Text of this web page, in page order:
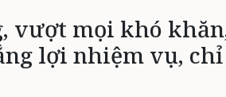
NGUYÊN - MÔI TRƯỜNG THỂ
NGUYÊN VIDEO CÁC ĐỀ
vượt mọi khó
lợi nhiệm vụ,